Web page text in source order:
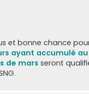
et bonne chance pour
ayant accumulé
de mars seront